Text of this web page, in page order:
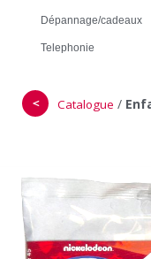
Dépannage/cadeaux
Telephonie
＜ Catalogue /